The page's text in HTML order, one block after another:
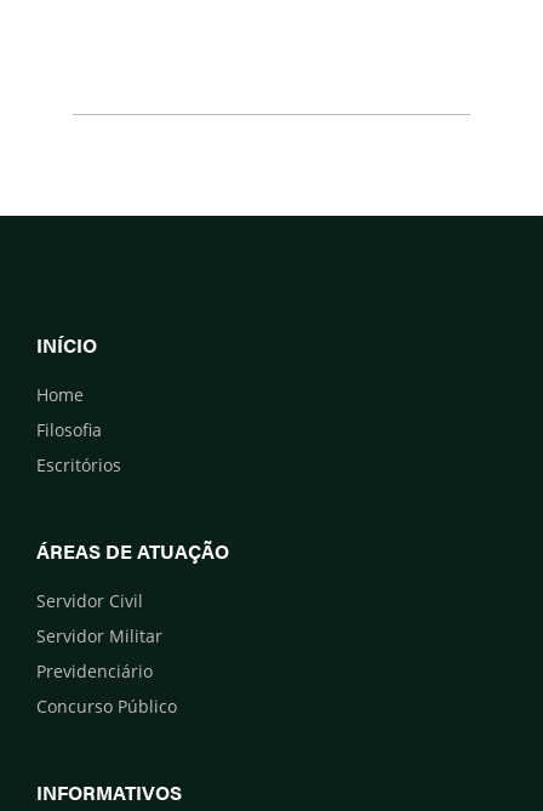
INÍCIO
Home
Filosofia
Escritórios
ÁREAS DE ATUAÇÃO
Servidor Civil
Servidor Militar
Previdenciário
Concurso Público
INFORMATIVOS